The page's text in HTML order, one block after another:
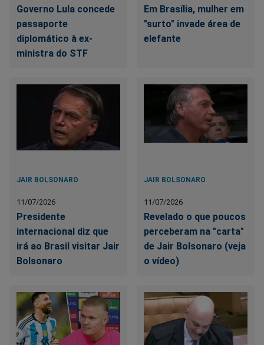
Governo Lula concede
passaporte
diplomático à ex-
ministra do STF
Em Brasília, mulher em
"surto" invade área de
elefante
JAIR BOLSONARO
11/07/2026
Presidente
internacional diz que
irá ao Brasil visitar Jair
Bolsonaro
JAIR BOLSONARO
11/07/2026
Revelado o que poucos
perceberam na "carta"
de Jair Bolsonaro (veja
o vídeo)